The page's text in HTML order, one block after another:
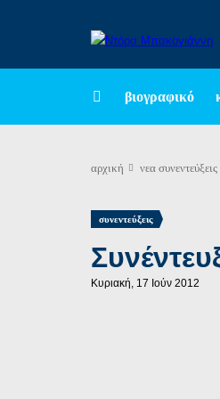
βιογραφικό
αρχική νεα συνεντεύξεις
συνεντεύξεις
Κυριακή, 17 Ιούν 2012